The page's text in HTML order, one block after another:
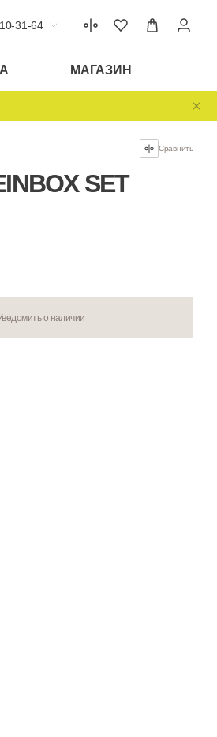
31-64
МАГАЗИН
Часы Anne Klein Box Set
НАРУЧНЫЕ ЧАСЫ